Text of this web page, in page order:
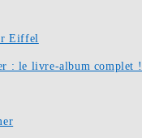
Eiffel
: le livre-album complet !